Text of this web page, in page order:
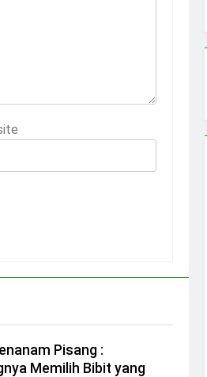
Pisang :
Memilih Bibit yang